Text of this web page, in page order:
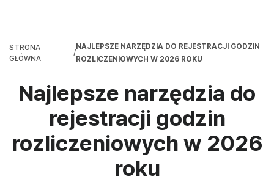
STRONA
GŁÓWNA
/
NAJLEPSZE NARZĘDZIA DO REJESTRACJI GODZIN
ROZLICZENIOWYCH W 2026 ROKU
Najlepsze narzędzia do
rejestracji godzin
rozliczeniowych w 2026
roku